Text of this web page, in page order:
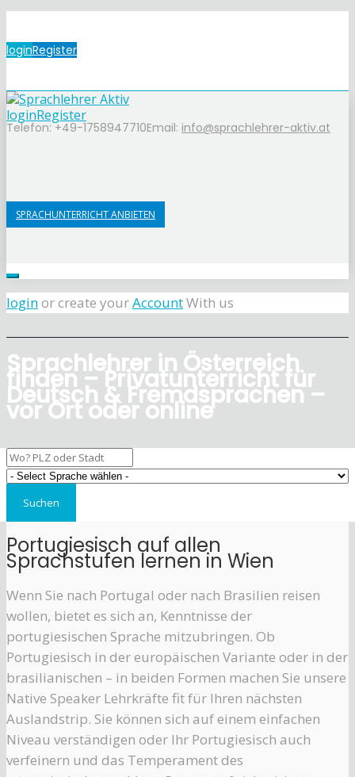
loginRegister
Telefon: +49-1758947710Email: info@sprachlehrer-aktiv.at
loginRegister
SPRACHUNTERRICHT ANBIETEN
loginor create yourAccountWith us
Sprachlehrer in Österreich
finden – Privatunterricht für
Deutsch & Fremdsprachen –
vor Ort oder online
Portugiesisch auf allen
Sprachstufen lernen in Wien
Wenn Sie nach Portugal oder nach Brasilien reisen
wollen, bietet es sich an, Kenntnisse der
portugiesischen Sprache mitzubringen. Ob
Portugiesisch in der europäischen Variante oder in der
brasilianischen – in beiden Formen machen Sie unsere
Native Speaker Lehrkräfte fit für Ihren nächsten
Auslandstrip. Sie können sich auf einem einfachen
Niveau verständigen oder Ihr Portugiesisch auch
verfeinern und das Temperament des